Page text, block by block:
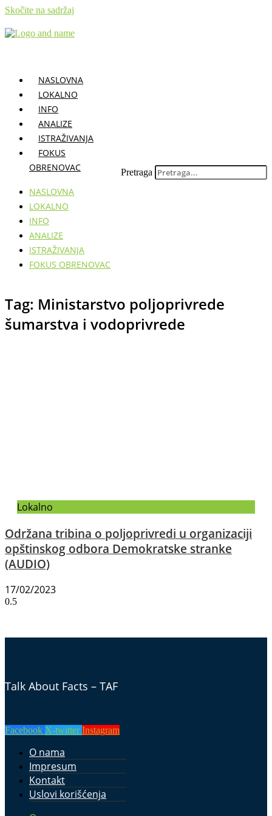
Skočite na sadržaj
NASLOVNA
LOKALNO
INFO
ANALIZE
ISTRAŽIVANJA
FOKUS
OBRENOVAC
NASLOVNA
LOKALNO
INFO
ANALIZE
ISTRAŽIVANJA
FOKUS OBRENOVAC
Pretraga
Tag: Ministarstvo poljoprivrede
šumarstva i vodoprivrede
Lokalno
Održana tribina o poljoprivredi u organizaciji
opštinskog odbora Demokratske stranke
(AUDIO)
17/02/2023
Talk About Facts – TAF
Facebook X-twitter Instagram
O nama
Impresum
Kontakt
Uslovi korišćenja